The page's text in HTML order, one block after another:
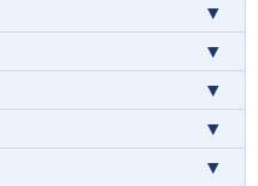
▼
▼
▼
▼
▼